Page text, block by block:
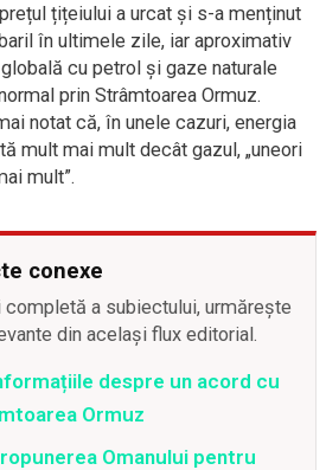
țițeiului a urcat și s-a menținut
în ultimele zile, iar aproximativ
cu petrol și gaze naturale
prin Strâmtoarea Ormuz.
notat că, în unele cazuri, energia
mult mai mult decât gazul, „uneori
mult”.
conexe
completă a subiectului, urmărește
din același flux editorial.
despre un acord cu
Ormuz
Omanului pentru